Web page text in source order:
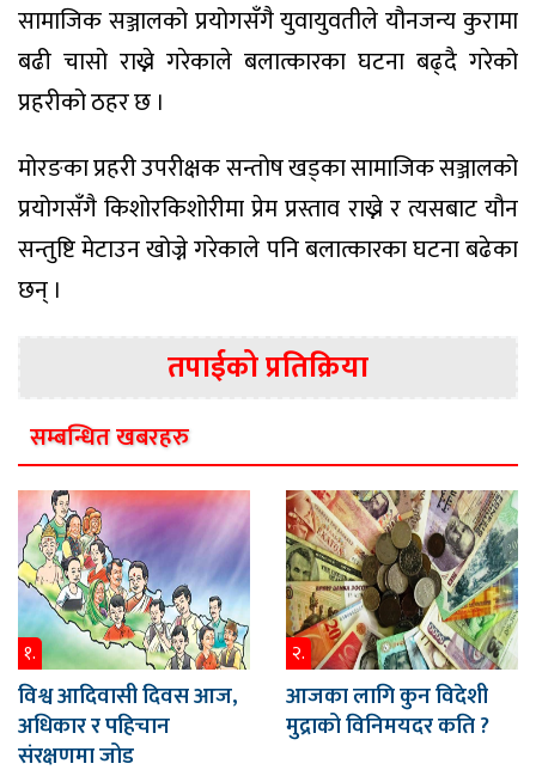
सामाजिक सञ्जालको प्रयोगसँगै युवायुवतीले यौनजन्य कुरामा
बढी चासो राख्ने गरेकाले बलात्कारका घटना बढ्दै गरेको
प्रहरीको ठहर छ ।
मोरङका प्रहरी उपरीक्षक सन्तोष खड्का सामाजिक सञ्जालको
प्रयोगसँगै किशोरकिशोरीमा प्रेम प्रस्ताव राख्ने र त्यसबाट यौन
सन्तुष्टि मेटाउन खोज्ने गरेकाले पनि बलात्कारका घटना बढेका
छन् ।
तपाईको प्रतिक्रिया
सम्बन्धित खबरहरु
१.
विश्व आदिवासी दिवस आज,
अधिकार र पहिचान
संरक्षणमा जोड
२.
आजका लागि कुन विदेशी
मुद्राको विनिमयदर कति ?